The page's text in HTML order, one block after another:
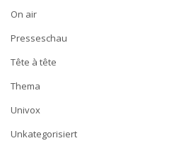
On air
Presseschau
Tête à tête
Thema
Univox
Unkategorisiert